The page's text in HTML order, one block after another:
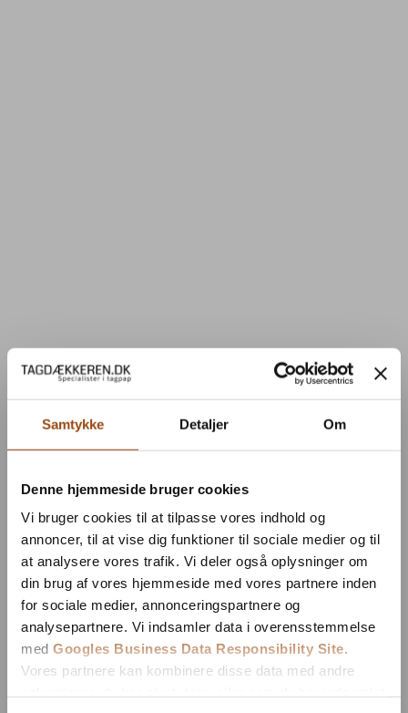
Samtykke Detaljer Om
Denne hjemmeside bruger cookies
Vi bruger cookies til at tilpasse vores indhold og
annoncer, til at vise dig funktioner til sociale medier og til
at analysere vores trafik. Vi deler også oplysninger om
din brug af vores hjemmeside med vores partnere inden
for sociale medier, annonceringspartnere og
analysepartnere. Vi indsamler data i overensstemmelse
med Googles Business Data Responsibility Site.
Vores partnere kan kombinere disse data med andre